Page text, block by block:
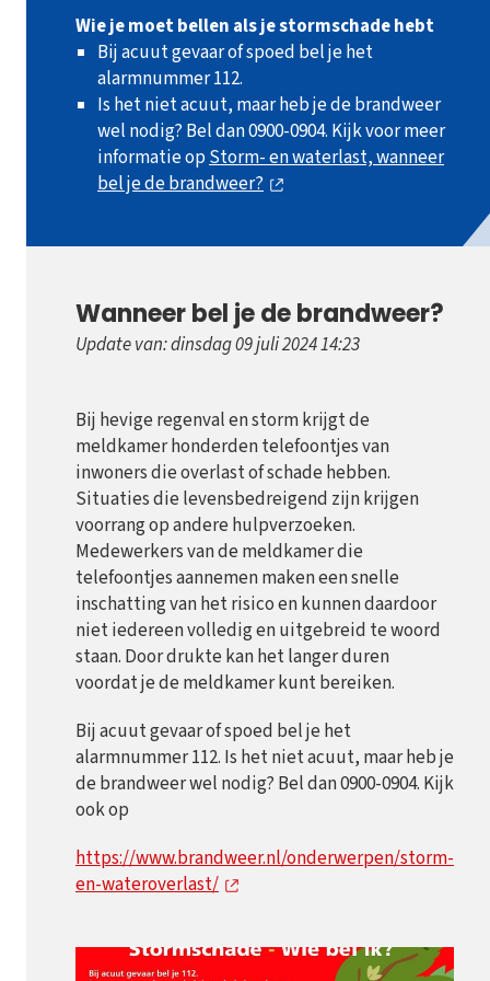
Wie je moet bellen als je stormschade hebt
Bij acuut gevaar of spoed bel je het
alarmnummer 112.
Is het niet acuut, maar heb je de brandweer
wel nodig? Bel dan 0900-0904. Kijk voor meer
informatie opStorm- en waterlast, wanneer
bel je de brandweer?
Wanneer bel je de brandweer?
Update van: dinsdag 09 juli 2024 14:23
Bij hevige regenval en storm krijgt de
meldkamer honderden telefoontjes van
inwoners die overlast of schade hebben.
Situaties die levensbedreigend zijn krijgen
voorrang op andere hulpverzoeken.
Medewerkers van de meldkamer die
telefoontjes aannemen maken een snelle
inschatting van het risico en kunnen daardoor
niet iedereen volledig en uitgebreid te woord
staan. Door drukte kan het langer duren
voordat je de meldkamer kunt bereiken.
Bij acuut gevaar of spoed bel je het
alarmnummer 112. Is het niet acuut, maar heb je
de brandweer wel nodig? Bel dan 0900-0904. Kijk
ook op
https://www.brandweer.nl/onderwerpen/storm-
en-wateroverlast/